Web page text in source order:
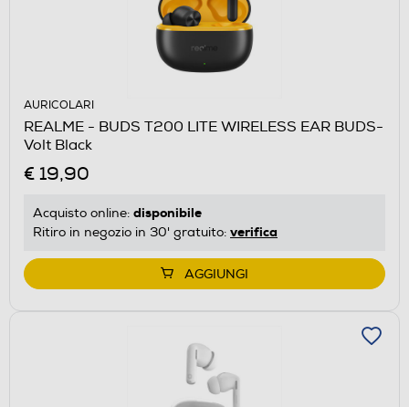
AURICOLARI
REALME - BUDS T200 LITE WIRELESS EAR BUDS-
Volt Black
€ 19,90
Acquisto online: disponibile
Ritiro in negozio in 30' gratuito: verifica
AGGIUNGI